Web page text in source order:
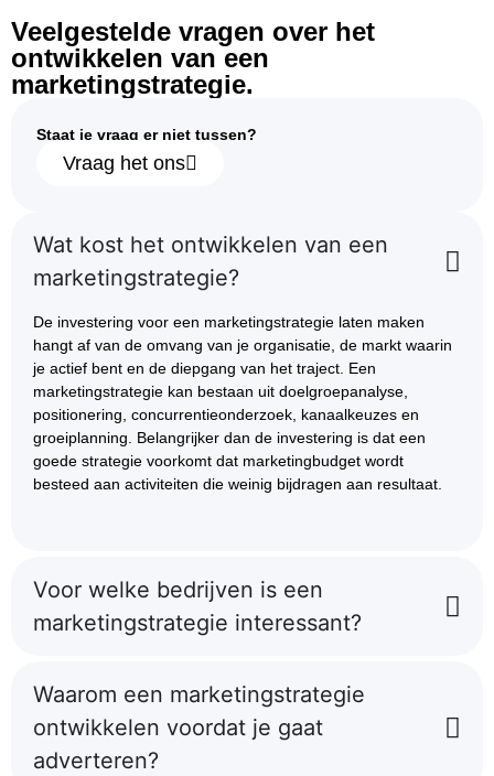
Veelgestelde vragen over het
ontwikkelen van een
marketingstrategie.
Staat je vraag er niet tussen?
Vraag het ons
Wat kost het ontwikkelen van een
marketingstrategie?
De investering voor een marketingstrategie laten maken
hangt af van de omvang van je organisatie, de markt waarin
je actief bent en de diepgang van het traject. Een
marketingstrategie kan bestaan uit doelgroepanalyse,
positionering, concurrentieonderzoek, kanaalkeuzes en
groeiplanning. Belangrijker dan de investering is dat een
goede strategie voorkomt dat marketingbudget wordt
besteed aan activiteiten die weinig bijdragen aan resultaat.
Voor welke bedrijven is een
marketingstrategie interessant?
Waarom een marketingstrategie
ontwikkelen voordat je gaat
adverteren?